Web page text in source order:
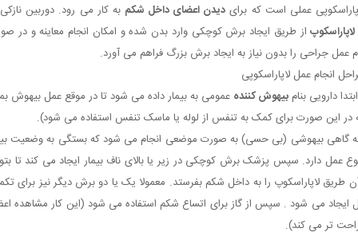
عملی است که برای دیدن اعضای داخل شکم به کار می رود. دوربین
لاپاراسکوپاز طریق ایجاد برش کوچکی وارد بدن شده و امکان انجام معاینه و در
عمل جراحی را بدون نیاز به ایجاد برش بزرگ فراهم می آورد.
انجام عمل لاپاراسکوپی
دارویی بنام بیهوش کننده عمومی به بیمار داده می شود تا در موقع عمل بیهوش
در این صورت برای کمک به تنفس از لوله یا ماسک تنفس استفاده می شود).
گاهی بیهوشی (بی حسی) به صورت موضعی انجام می شود که بستگی به وضعیت
عمل دارد. سپس پزشک برش کوچکی در زیر یا بالای ناف بیمار ایجاد می کند تا
طریق لاپاراسکوپ را به داخل شکم بفرستد. معمولا یک یا دو برش دیگر نیز برای
ایجاد می شود . سپس از گاز برای اتساع شکم استفاده می شود (این کار مشاهده
تر می کند).